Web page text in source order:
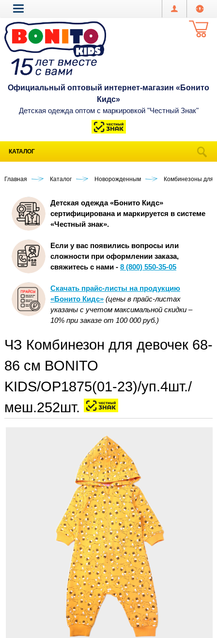
Официальный оптовый интернет-магазин «Бонито
Кидс»
Детская одежда оптом с маркировкой "Честный Знак"
КАТАЛОГ
Главная Каталог Новорожденным Комбинезоны для
Детская одежда «Бонито Кидс»
сертифицирована и маркируется в системе
«Честный знак».
Если у вас появились вопросы или
сложности при оформлении заказа,
свяжитесь с нами - 8 (800) 550-35-05
Скачать прайс-листы на продукцию
«Бонито Кидс» (цены в прайс-листах
указаны с учетом максимальной скидки –
10% при заказе от 100 000 руб.)
ЧЗ Комбинезон для девочек 68-
86 см BONITO
KIDS/OP1875(01-23)/уп.4шт./
меш.252шт.